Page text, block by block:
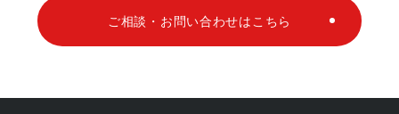
ご相談・お問い合わせはこちら